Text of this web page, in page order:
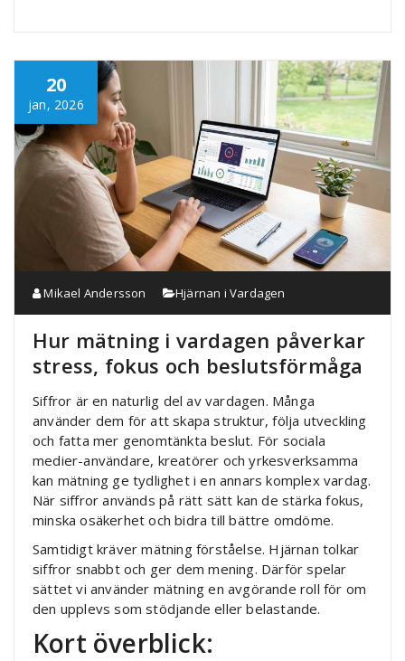
20
jan, 2026
Mikael Andersson Hjärnan i Vardagen
Hur mätning i vardagen påverkar
stress, fokus och beslutsförmåga
Siffror är en naturlig del av vardagen. Många
använder dem för att skapa struktur, följa utveckling
och fatta mer genomtänkta beslut. För sociala
medier-användare, kreatörer och yrkesverksamma
kan mätning ge tydlighet i en annars komplex vardag.
När siffror används på rätt sätt kan de stärka fokus,
minska osäkerhet och bidra till bättre omdöme.
Samtidigt kräver mätning förståelse. Hjärnan tolkar
siffror snabbt och ger dem mening. Därför spelar
sättet vi använder mätning en avgörande roll för om
den upplevs som stödjande eller belastande.
Kort överblick: